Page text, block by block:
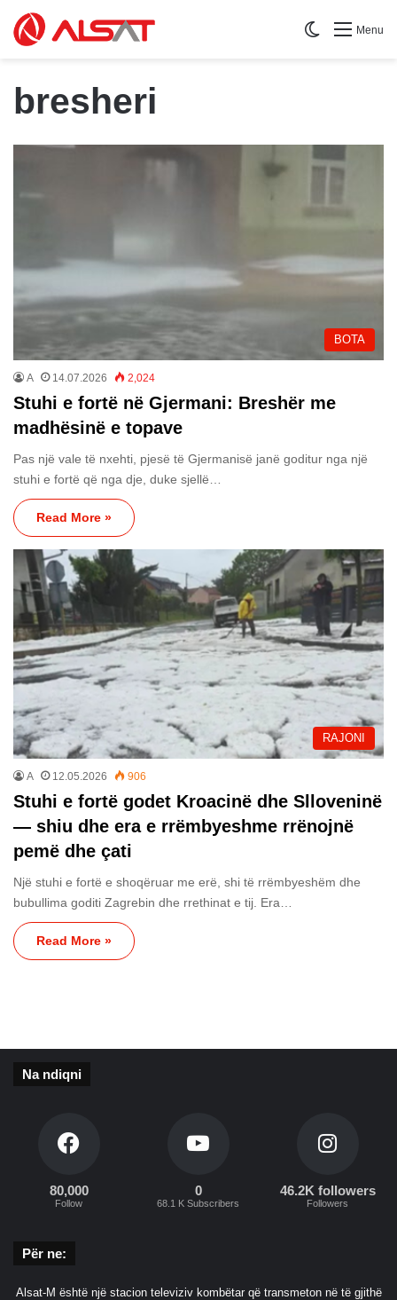
Menu
Switch skin
bresheri
BOTA
A 14.07.2026 2,024
Stuhi e fortë në Gjermani: Breshër me
madhësinë e topave
Pas një vale të nxehti, pjesë të Gjermanisë janë goditur nga një
stuhi e fortë që nga dje, duke sjellë…
Read More »
RAJONI
A 12.05.2026 906
Stuhi e fortë godet Kroacinë dhe Slloveninë
— shiu dhe era e rrëmbyeshme rrënojnë
pemë dhe çati
Një stuhi e fortë e shoqëruar me erë, shi të rrëmbyeshëm dhe
bubullima goditi Zagrebin dhe rrethinat e tij. Era…
Read More »
Na ndiqni
80,000
Follow
0
68.1 K Subscribers
46.2K followers
Followers
Për ne:
Alsat-M është një stacion televiziv kombëtar që transmeton në të gjithë